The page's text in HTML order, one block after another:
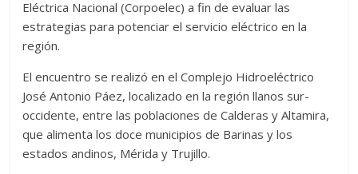
Eléctrica Nacional (Corpoelec) a fin de evaluar las
estrategias para potenciar el servicio eléctrico en la
región.
El encuentro se realizó en el Complejo Hidroeléctrico
José Antonio Páez, localizado en la región llanos sur-
occidente, entre las poblaciones de Calderas y Altamira,
que alimenta los doce municipios de Barinas y los
estados andinos, Mérida y Trujillo.